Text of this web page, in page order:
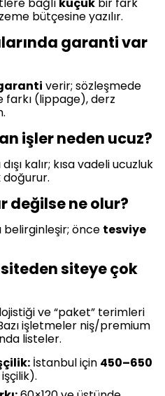
bütçesine yazılır.
garanti var
verir; sözleşmede
farkı (lippage), derz
işler neden ucuz?
kalır; kısa vadeli ucuzluk
doğurur.
değilse ne olur?
belirginleşir; önce tesviye
siteye çok
ve “paket” terimleri
işletmeler niş/premium
listeler.
İstanbul için 450–650